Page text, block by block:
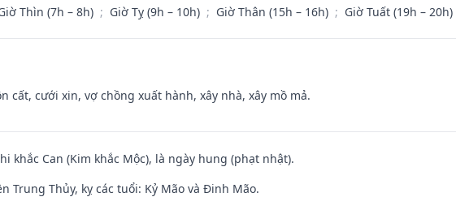
Thìn (7h – 8h) ; Giờ Tỵ (9h – 10h) ; Giờ Thân (15h – 16h) ; Giờ Tuất (19h – 20h)
cất, cưới xin, vợ chồng xuất hành, xây nhà, xây mồ mả.
khắc Can (Kim khắc Mộc), là ngày hung (phạt nhật).
Trung Thủy, kỵ các tuổi: Kỷ Mão và Đinh Mão.